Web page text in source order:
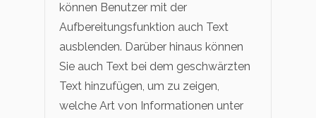
können Benutzer mit der
Aufbereitungsfunktion auch Text
ausblenden. Darüber hinaus können
Sie auch Text bei dem geschwärzten
Text hinzufügen, um zu zeigen,
welche Art von Informationen unter